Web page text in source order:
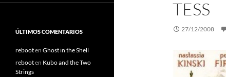
TESS
27/12/2008
ÚLTIMOS COMENTARIOS
rebooten Ghost in the Shell
rebooten Kubo and the Two
Strings